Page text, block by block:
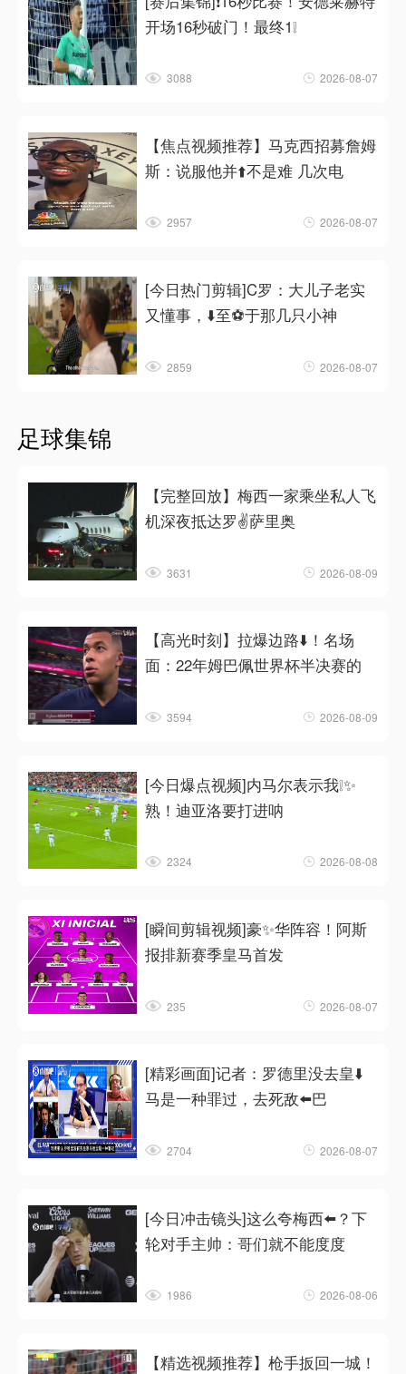
开场16秒破门！最终1❕
3088 2026-08-07
【焦点视频推荐】马克西招募詹姆
斯：说服他并⬆️不是难 几次电
2957 2026-08-07
[今日热门剪辑]C罗：大儿子老实
又懂事，⬇️至⚽于那几只小神
2859 2026-08-07
足球集锦
【完整回放】梅西一家乘坐私人飞
机深夜抵达罗✌️萨里奥
3631 2026-08-09
【高光时刻】拉爆边路⬇️！名场
面：22年姆巴佩世界杯半决赛的
3594 2026-08-09
[今日爆点视频]内马尔表示我❕✨
熟！迪亚洛要打进呐
2324 2026-08-08
[瞬间剪辑视频]豪✨华阵容！阿斯
报排新赛季皇马首发
235 2026-08-07
[精彩画面]记者：罗德里没去皇⬇️
马是一种罪过，去死敌⬅️巴
2704 2026-08-07
[今日冲击镜头]这么夸梅西⬅️？下
轮对手主帅：哥们就不能度度
1986 2026-08-06
【精选视频推荐】枪手扳回一城！